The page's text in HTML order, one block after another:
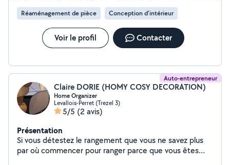
Réaménagement de pièce Conception d'intérieur
Voir le profil Contacter
Auto-entrepreneur
Claire DORIE (HOMY COSY DECORATION)
Home Organizer
Levallois-Perret (Trezel 3)
5/5 (2 avis)
Présentation
Si vous détestez le rangement que vous ne savez plus
par où commencer pour ranger parce que vous êtes